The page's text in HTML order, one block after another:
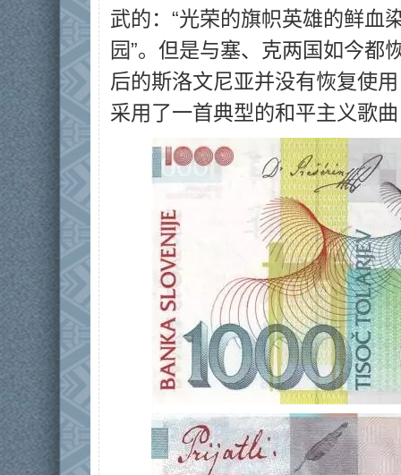
武的：“光荣的旗帜英雄的鲜血
园”。但是与塞、克两国如今都
后的斯洛文尼亚并没有恢复使
采用了一首典型的和平主义歌